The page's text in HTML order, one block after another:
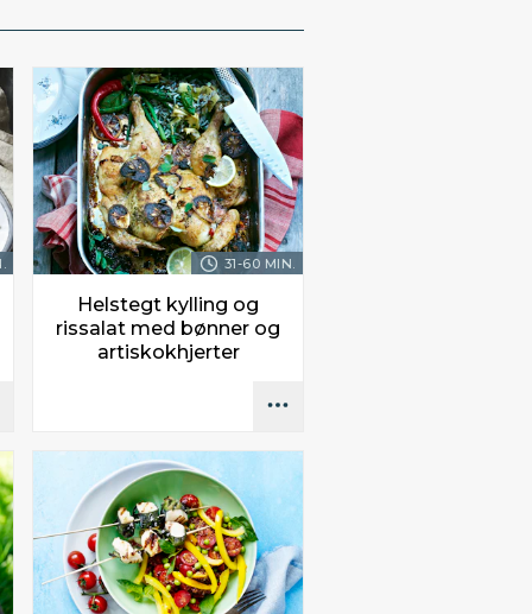
31-60 MIN.
Helstegt kylling og
rissalat med bønner og
artiskokhjerter